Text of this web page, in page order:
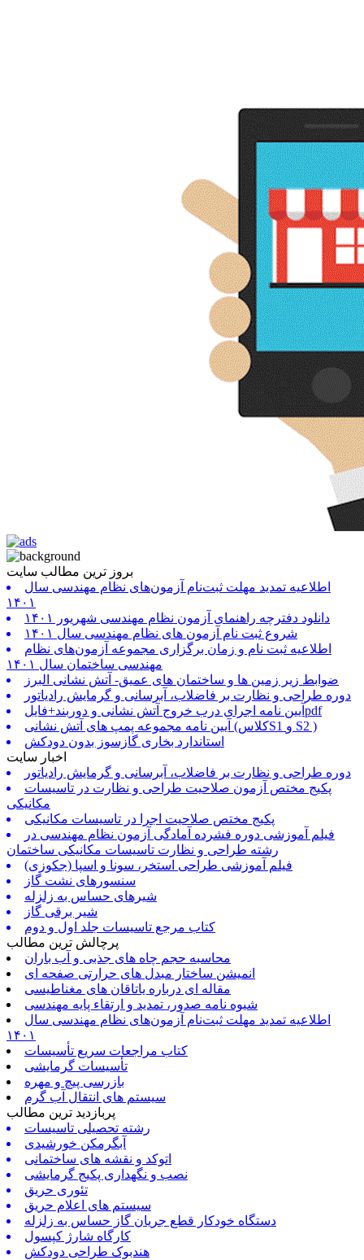
بروز ترین مطالب سایت
اطلاعیه تمدید مهلت ثبت‌نام آزمون‌های نظام مهندسی سال
۱۴۰۱
دانلود دفترچه راهنمای آزمون نظام مهندسی شهریور ۱۴۰۱
شروع ثبت نام آزمون های نظام مهندسی سال ۱۴۰۱
اطلاعیه ثبت نام و زمان برگزاری مجموعه آزمون‌های نظام
مهندسی ساختمان سال ۱۴۰۱
ضوابط زیر زمین ها و ساختمان های عمیق- آتش نشانی البرز
دوره طراحی و نظارت بر فاضلاب، آبرسانی و گرمایش رادیاتور
آیین نامه اجرای درب خروج آتش نشانی و دوربند+فایلpdf
آیین نامه مجموعه پمپ های آتش نشانی (کلاسS1 و S2 )
استاندارد بخاری گازسوز بدون دودکش
اخبار سایت
دوره طراحی و نظارت بر فاضلاب، آبرسانی و گرمایش رادیاتور
پکیج مختص آزمون صلاحیت طراحی و نظارت در تاسیسات
مکانیکی
پکیج مختص صلاحیت اجرا در تاسیسات مکانیکی
فیلم آموزشی دوره فشرده آمادگی آزمون نظام مهندسی در
رشته طراحی و نظارت تاسیسات مکانیکی ساختمان
فیلم آموزشی طراحی استخر، سونا و اسپا (جکوزی)
سنسورهای نشت گاز
شیرهای حساس به زلزله
شیر برقی گاز
کتاب مرجع تاسیسات جلد اول و دوم
پرچالش ترین مطالب
محاسبه حجم چاه های جذبی و آب باران
انمیشن ساختار مبدل های حرارتی صفحه ای
مقاله ای درباره یاتاقان های مغناطیسی
شیوه نامه صدور، تمدید و ارتقاء پایه مهندسی
اطلاعیه تمدید مهلت ثبت‌نام آزمون‌های نظام مهندسی سال
۱۴۰۱
کتاب مراجعات سریع تأسیسات
تأسیسات گرمایشی
بازرسی پیچ و مهره
سیستم های انتقال آب گرم
پربازدید ترین مطالب
رشته تحصیلی تاسیسات
آبگرمکن خورشیدی
اتوکد و نقشه های ساختمانی
نصب و نگهداری پکیج گرمایشی
تئوری حریق
سیستم های اعلام حریق
دستگاه خودکار قطع جریان گاز حساس به زلزله
کارگاه شارژ کپسول
هندبوک طراحی دودکش